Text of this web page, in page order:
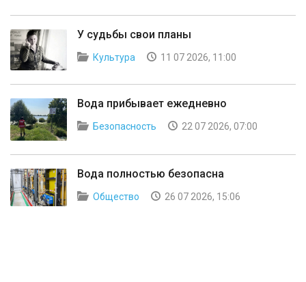
У судьбы свои планы
Культура 11 07 2026, 11:00
Вода прибывает ежедневно
Безопасность 22 07 2026, 07:00
Вода полностью безопасна
Общество 26 07 2026, 15:06